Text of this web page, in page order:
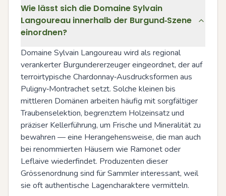
Wie lässt sich die Domaine Sylvain
Langoureau innerhalb der Burgund‑Szene
einordnen?
Domaine Sylvain Langoureau wird als regional
verankerter Burgundererzeuger eingeordnet, der auf
terroirtypische Chardonnay‑Ausdrucksformen aus
Puligny‑Montrachet setzt. Solche kleinen bis
mittleren Domänen arbeiten häufig mit sorgfältiger
Traubenselektion, begrenztem Holzeinsatz und
präziser Kellerführung, um Frische und Mineralität zu
bewahren — eine Herangehensweise, die man auch
bei renommierten Häusern wie Ramonet oder
Leflaive wiederfindet. Produzenten dieser
Grössenordnung sind für Sammler interessant, weil
sie oft authentische Lagencharaktere vermitteln.